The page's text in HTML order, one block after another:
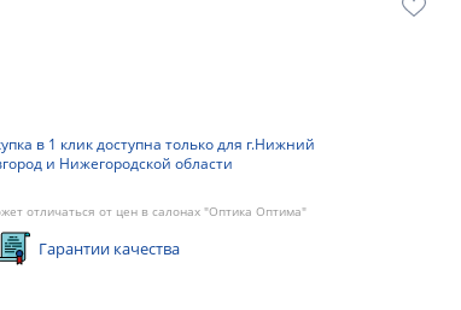
в 1 клик доступна только для г.Нижний
и Нижегородской области
отличаться от цен в салонах "Оптика Оптима"
Гарантии качества